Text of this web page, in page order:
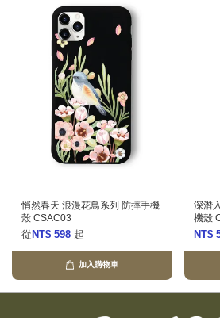
悄然春天 浪漫花鳥系列 防摔手機
殼 CSAC03
從 NT$ 598 起
加入購物車
深潛
機殼
NT$